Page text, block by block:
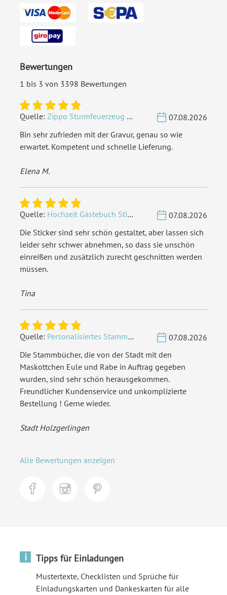
Bei hoher Blätteranzahl legen wir automatisch größere
Ringe bei.
Lederbindung: Es passen max. 25 Blätter Fotokarton
Holzbindung: Es passen max. 25 Blätter Fotokarton hinein.
Mehr sind nicht möglich.
Klarsichtfolienpassen in dieses Buch
würden überstehen.
Bindungsart: Ringbindung
Highlights:
Fotokarton
, Holzcover,
Inklusiv-Leistungen: Inkl. Gravur Ihrer Inhalte
Personalisierung:
Material:
EAN:
Bewertungen
1 bis 3 von 3398 Bewertungen
Quelle: Zippo Sturmfeuerzeug Chrom - Verzierte Initialen
07.08.2026
Bin sehr zufrieden mit der Gravur, genau so wie
erwartet. Kompetent und schnelle Lieferung.
Elena M.
Quelle: Hochzeit Gästebuch Sticker 40 Fragen - Weiß
07.08.2026
Die Sticker sind sehr schön gestaltet, aber lassen sich
leider sehr schwer abnehmen, so dass sie unschön
einreißen und zusätzlich zurecht geschnitten werden
müssen.
Tina
Quelle: Personalisiertes Stammbuch - Eigene Gravurdatei hochladen
07.08.2026
Die Stammbücher, die von der Stadt mit den
Maskottchen Eule und Rabe in Auftrag gegeben
wurden, sind sehr schön herausgekommen.
Freundlicher Kundenservice und unkomplizierte
Bestellung ! Gerne wieder.
Stadt Holzgerlingen
Alle Bewertungen anzeigen
i Tipps für Einladungen
Mustertexte, Checklisten und Sprüche für
Einladungskarten und Dankeskarten für alle